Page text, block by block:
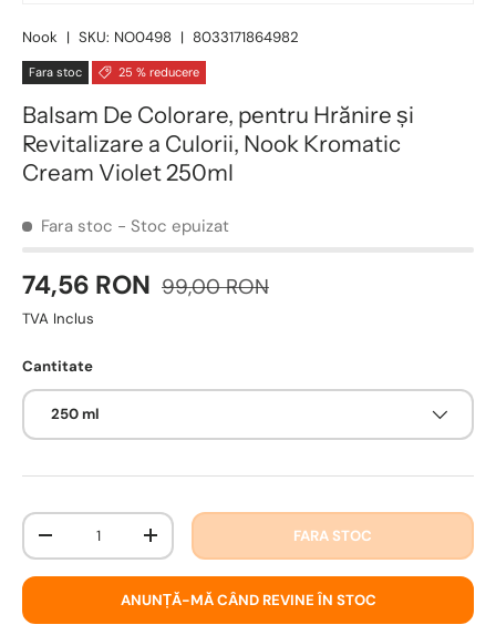
Nook | SKU: NO0498 | 8033171864982
Fara stoc 25 % reducere
Balsam De Colorare, pentru Hrănire și
Revitalizare a Culorii, Nook Kromatic
Cream Violet 250ml
Fara stoc - Stoc epuizat
74,56 RON 99,00 RON
TVA Inclus
Cantitate
250 ml
Cantitate
-
+ FARA STOC
ANUNȚĂ-MĂ CÂND REVINE ÎN STOC